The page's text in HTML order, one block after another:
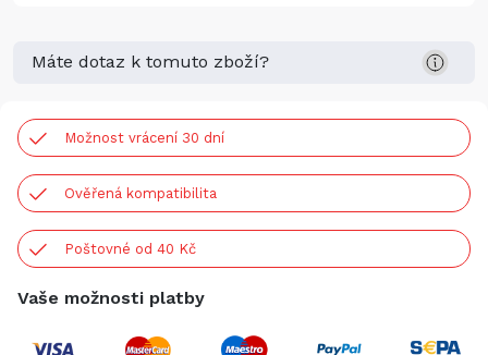
Máte dotaz k tomuto zboží?
Možnost vrácení 30 dní
Ověřená kompatibilita
Poštovné od 40 Kč
Vaše možnosti platby